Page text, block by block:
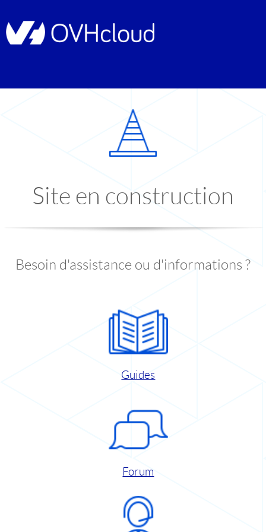
Site en construction
Besoin d'assistance ou d'informations ?
Guides
Forum